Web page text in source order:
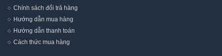
Chính sách đổi trả hàng
Hướng dẫn mua hàng
Hướng dẫn thanh toán
Cách thức mua hàng